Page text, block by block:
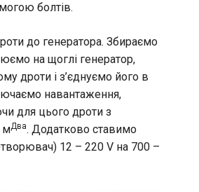
болтів.
до генератора. Збираємо
на щоглі генератор,
дроти і з’єднуємо його в
навантаження,
для цього дроти з
мДва. Додатково ставимо
12 – 220 V на 700 –